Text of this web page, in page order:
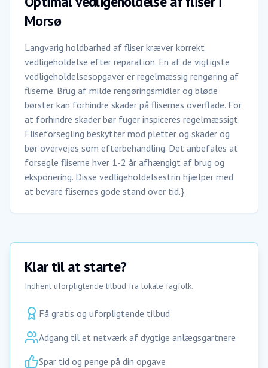
Morsø
Langvarig holdbarhed af fliser kræver korrekt
vedligeholdelse efter reparation. En af de vigtigste
vedligeholdelsesopgaver er regelmæssig rengøring af
fliserne. Brug af milde rengøringsmidler og bløde
børster kan forhindre skader på flisernes overflade. For
at forhindre skader bør fuger inspiceres regelmæssigt.
Fliseforsegling beskytter mod pletter og skader og
bør overvejes som efterbehandling. Det anbefales at
forsegle fliserne hver 1-2 år afhængigt af brug og
eksponering. Disse vedligeholdelsestrin hjælper med
at bevare flisernes gode stand over tid.}
Klar til at starte?
Indhent uforpligtende tilbud fra lokale fagfolk.
Få gratis og uforpligtende tilbud
Adgang til et netværk af dygtige anlægsgartnere
Spar tid og penge på din opgave